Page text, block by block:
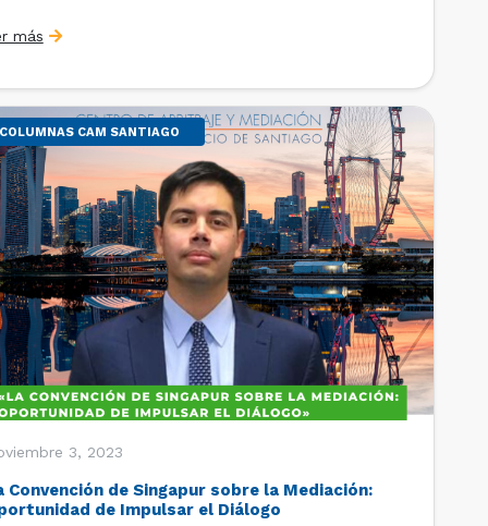
más
COLUMNAS CAM SANTIAGO
3, 2023
Convención de Singapur sobre la Mediación:
de Impulsar el Diálogo